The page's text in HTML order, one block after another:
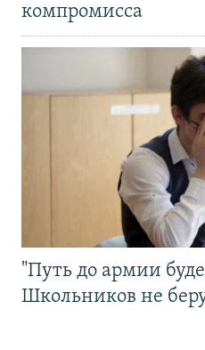
компромисса
"Путь до армии
Школьников не